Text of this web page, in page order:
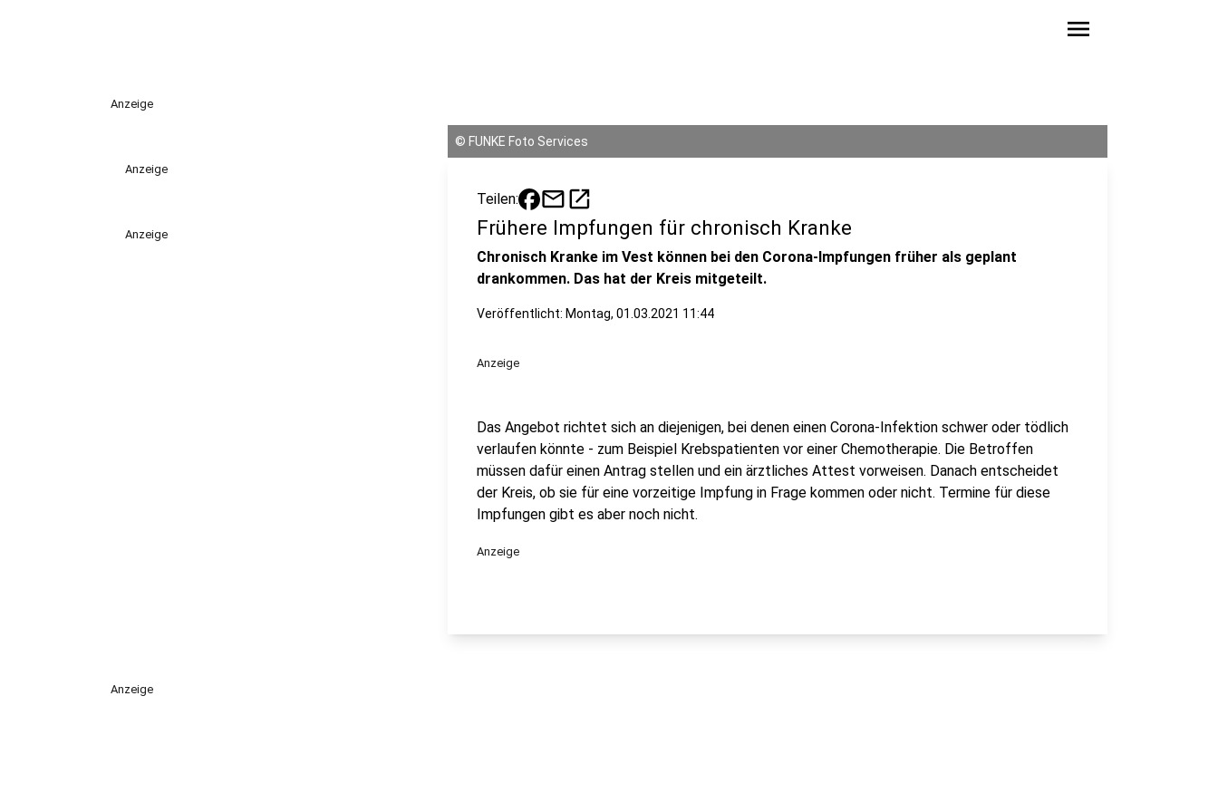
menu
Anzeige
Anzeige
Anzeige
© FUNKE Foto Services
Teilen: mailopen_in_new
Frühere Impfungen für chronisch Kranke
Chronisch Kranke im Vest können bei den Corona-Impfungen früher als geplant
drankommen. Das hat der Kreis mitgeteilt.
Veröffentlicht: Montag, 01.03.2021 11:44
Anzeige
Das Angebot richtet sich an diejenigen, bei denen einen Corona-Infektion schwer oder tödlich
verlaufen könnte - zum Beispiel Krebspatienten vor einer Chemotherapie. Die Betroffen
müssen dafür einen Antrag stellen und ein ärztliches Attest vorweisen. Danach entscheidet
der Kreis, ob sie für eine vorzeitige Impfung in Frage kommen oder nicht. Termine für diese
Impfungen gibt es aber noch nicht.
Anzeige
Anzeige